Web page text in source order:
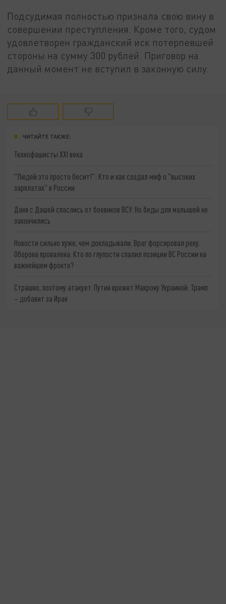
Подсудимая полностью признала свою вину в
совершении преступления. Кроме того, судом
удовлетворен гражданский иск потерпевшей
стороны на сумму 300 рублей. Приговор на
данный момент не вступил в законную силу.
ЧИТАЙТЕ ТАКЖЕ:
Технофашисты XXI века
"Людей это просто бесит!": Кто и как создал миф о "высоких
зарплатах" в России
Даня с Дашей спаслись от боевиков ВСУ. Но беды для малышей не
закончились
Новости сильно хуже, чем докладывали. Враг форсировал реку.
Оборона провалена. Кто по глупости спалил позиции ВС России на
важнейшем фронте?
Страшно, поэтому атакует. Путин врежет Макрону Украиной. Трамп
– добавит за Иран